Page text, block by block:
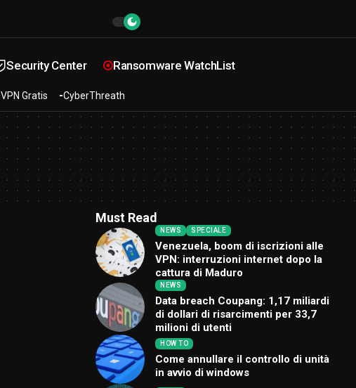
Security Center Ransomware WatchList
VPN Gratis CyberThreath
Must Read
NEWS SPECIALE
Venezuela, boom di iscrizioni alle
VPN: interruzioni internet dopo la
cattura di Maduro
NEWS
Data breach Coupang: 1,17 miliardi
di dollari di risarcimenti per 33,7
milioni di utenti
HOW TO
Come annullare il controllo di unità
in avvio di windows